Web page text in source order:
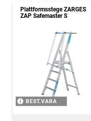
Plattformsstege ZARGES
ZAP Safemaster S
BEST.VARA